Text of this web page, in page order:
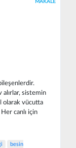
MAKALE
sistemin
olarak vücutta
canlı için
besin